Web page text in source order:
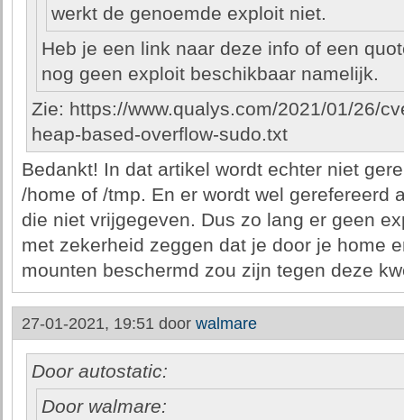
werkt de genoemde exploit niet.
Heb je een link naar deze info of een
nog geen exploit beschikbaar namelijk.
Zie: https://www.qualys.com/2021/01/26/
heap-based-overflow-sudo.txt
Bedankt! In dat artikel wordt echter niet
/home of /tmp. En er wordt wel gerefereerd
die niet vrijgegeven. Dus zo lang er geen
met zekerheid zeggen dat je door je home
mounten beschermd zou zijn tegen deze
27-01-2021, 19:51 door walmare
Door autostatic:
Door walmare: